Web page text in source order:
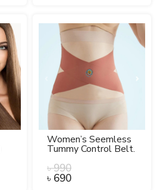
Women’s Seemless
Tummy Control Belt.
৳990
৳ 690